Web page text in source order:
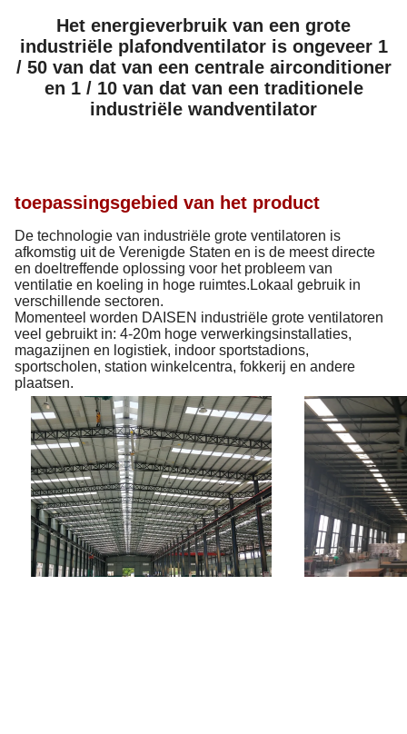
Het energieverbruik van een grote
industriële plafondventilator is ongeveer 1
/ 50 van dat van een centrale airconditioner
en 1 / 10 van dat van een traditionele
industriële wandventilator
toepassingsgebied van het product
De technologie van industriële grote ventilatoren is
afkomstig uit de Verenigde Staten en is de meest directe
en doeltreffende oplossing voor het probleem van
ventilatie en koeling in hoge ruimtes.Lokaal gebruik in
verschillende sectoren.
Momenteel worden DAISEN industriële grote ventilatoren
veel gebruikt in: 4-20m hoge verwerkingsinstallaties,
magazijnen en logistiek, indoor sportstadions,
sportscholen, station winkelcentra, fokkerij en andere
plaatsen.